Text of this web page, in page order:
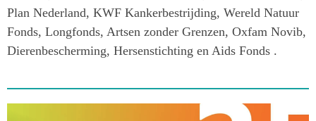
Plan Nederland, KWF Kankerbestrijding, Wereld Natuur
Fonds, Longfonds, Artsen zonder Grenzen, Oxfam Novib,
Dierenbescherming, Hersenstichting en Aids Fonds .